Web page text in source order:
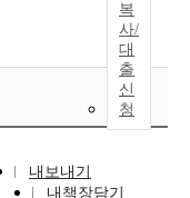
복
사/
대
출
신
청
내보내기
내책장담기